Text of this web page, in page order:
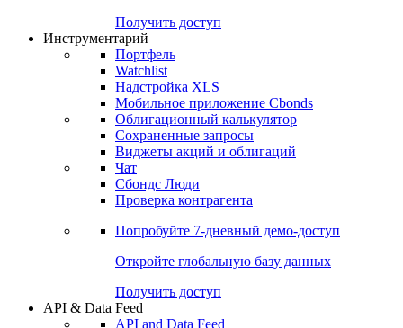
Получить доступ
Инструментарий
Портфель
Watchlist
Надстройка XLS
Мобильное приложение Cbonds
Облигационный калькулятор
Сохраненные запросы
Виджеты акций и облигаций
Чат
Сбондс Люди
Проверка контрагента
Попробуйте 7-дневный демо-доступ
Откройте глобальную базу данных
Получить доступ
API & Data Feed
API and Data Feed